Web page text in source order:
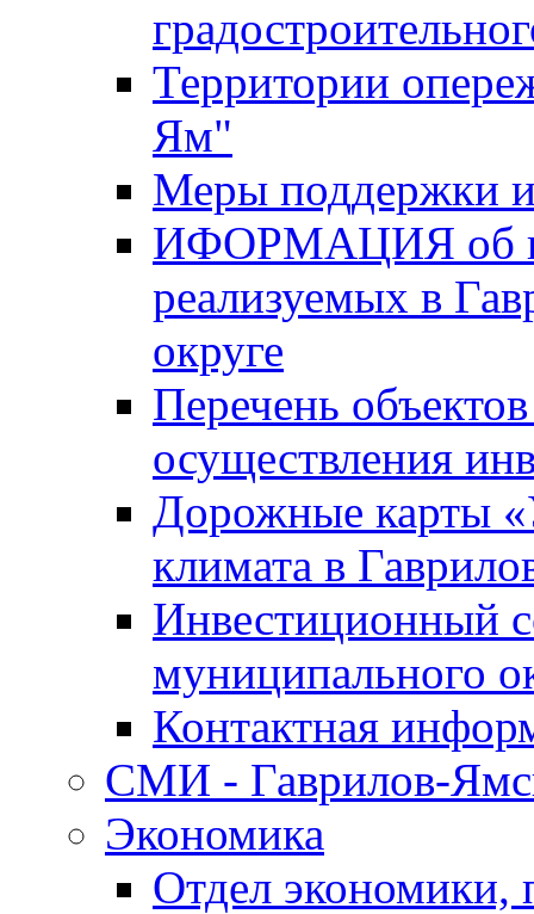
Территории
Ям"
Меры поддержки
ИФОРМАЦИЯ об
реализуемых в
округе
Перечень
осуществления
Дорожные карты
климата в
Инвестиционный
муниципального
Контактная
СМИ - Гаврилов-
Экономика
Отдел экономики,